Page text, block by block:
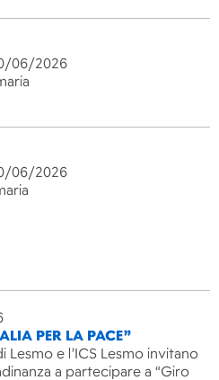
06/2026
06/2026
PER LA PACE”
Lesmo e l’ICS Lesmo invitano
a partecipare a “Giro